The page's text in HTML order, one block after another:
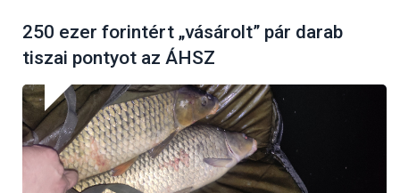
250 ezer forintért „vásárolt” pár darab
tiszai pontyot az ÁHSZ